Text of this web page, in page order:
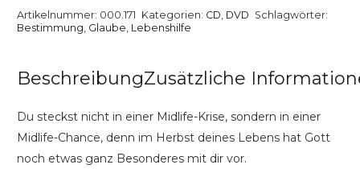
der
2.
Menge
Artikelnummer: 000.171 Kategorien: CD, DVD Schlagwörter:
Bestimmung, Glaube, Lebenshilfe
BeschreibungZusätzliche
Du steckst nicht in einer Midlife-Krise, sondern in einer
Midlife-Chance, denn im Herbst deines Lebens hat Gott
noch etwas ganz Besonderes mit dir vor.